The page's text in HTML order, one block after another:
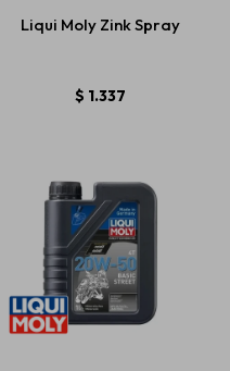
Liqui Moly Zink Spray
$ 1.337